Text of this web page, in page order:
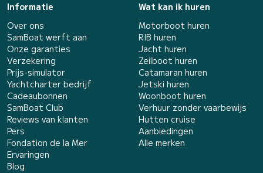
Informatie
Over ons
SamBoat werft aan
Onze garanties
Verzekering
Prijs-simulator
Yachtcharter bedrijf
Cadeaubonnen
SamBoat Club
Reviews van klanten
Pers
Fondation de la Mer
Ervaringen
Blog
Wat kan ik huren
Motorboot huren
RIB huren
Jacht huren
Zeilboot huren
Catamaran huren
Jetski huren
Woonboot huren
Verhuur zonder vaarbewijs
Hutten cruise
Aanbiedingen
Alle merken